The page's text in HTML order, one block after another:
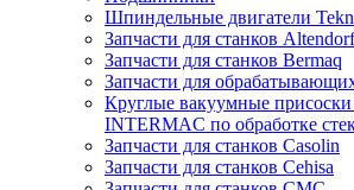
Шпиндельные двигатели
Запчасти для станков Altendorf
Запчасти для станков Bermaq
Запчасти для
Круглые вакуумные присоски
INTERMAC по обработке
Запчасти для станков Casolin
Запчасти для станков Cehisa